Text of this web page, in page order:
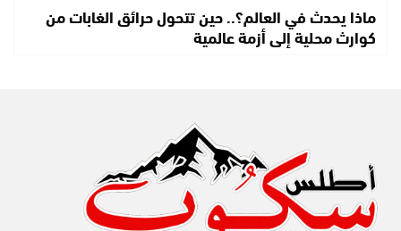
ماذا يحدث في العالم؟.. حين تتحول حرائق الغابات من
كوارث محلية إلى أزمة عالمية